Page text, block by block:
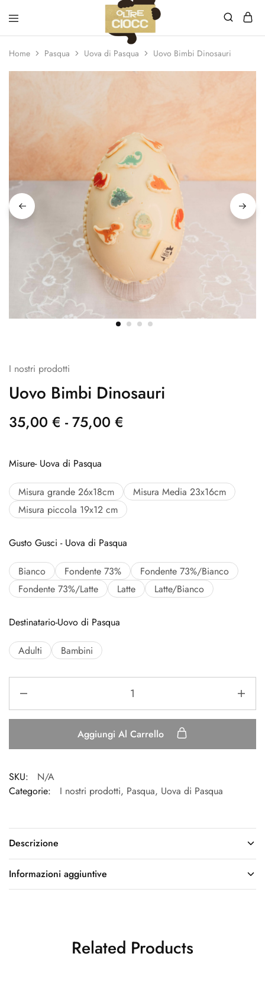
Oltreciocc
S.a.s.
Home Pasqua Uova di Pasqua Uovo Bimbi Dinosauri
I nostri prodotti
Uovo Bimbi Dinosauri
35,00 € - 75,00 €
Misure- Uova di Pasqua
Misura grande 26x18cm
Misura Media 23x16cm
Misura piccola 19x12 cm
Gusto Gusci - Uova di Pasqua
Bianco Fondente 73%
Fondente 73%/Bianco
Fondente 73%/Latte
Latte Latte/Bianco
Destinatario-Uovo di Pasqua
Adulti Bambini
Aggiungi Al Carrello
SKU:
N/A
Categorie:
I nostri prodotti, Pasqua, Uova di Pasqua
Descrizione
Informazioni aggiuntive
Related Products